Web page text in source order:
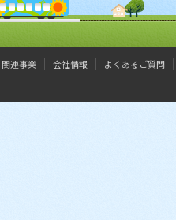
関連事業 会社情報 よくあるご質問